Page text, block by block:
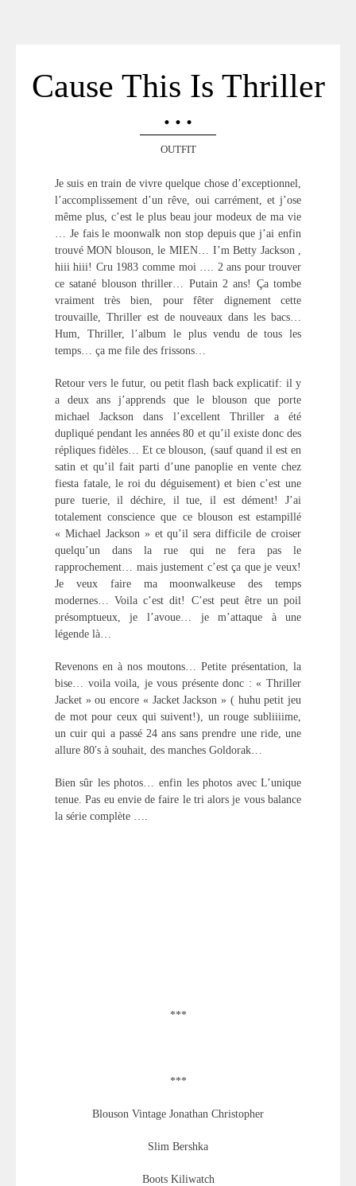
LOOKBOOK
Cause This Is Thriller
…
OUTFIT
Je suis en train de vivre quelque chose d’exceptionnel,
l’accomplissement d’un rêve, oui carrément, et j’ose
même plus, c’est le plus beau jour modeux de ma vie
… Je fais le moonwalk non stop depuis que j’ai enfin
trouvé MON blouson, le MIEN… I’m Betty Jackson ,
hiii hiii! Cru 1983 comme moi …. 2 ans pour trouver
ce satané blouson thriller… Putain 2 ans! Ça tombe
vraiment très bien, pour fêter dignement cette
trouvaille, Thriller est de nouveaux dans les bacs…
Hum, Thriller, l’album le plus vendu de tous les
temps… ça me file des frissons…
Retour vers le futur, ou petit flash back explicatif: il y
a deux ans j’apprends que le blouson que porte
michael Jackson dans l’excellent Thriller a été
dupliqué pendant les années 80 et qu’il existe donc des
répliques fidèles… Et ce blouson, (sauf quand il est en
satin et qu’il fait parti d’une panoplie en vente chez
fiesta fatale, le roi du déguisement) et bien c’est une
pure tuerie, il déchire, il tue, il est dément! J’ai
totalement conscience que ce blouson est estampillé
« Michael Jackson » et qu’il sera difficile de croiser
quelqu’un dans la rue qui ne fera pas le
rapprochement… mais justement c’est ça que je veux!
Je veux faire ma moonwalkeuse des temps
modernes… Voila c’est dit! C’est peut être un poil
présomptueux, je l’avoue… je m’attaque à une
légende là…
Revenons en à nos moutons… Petite présentation, la
bise… voila voila, je vous présente donc : « Thriller
Jacket » ou encore « Jacket Jackson » ( huhu petit jeu
de mot pour ceux qui suivent!), un rouge subliiiime,
un cuir qui a passé 24 ans sans prendre une ride, une
allure 80′s à souhait, des manches Goldorak…
Bien sûr les photos… enfin les photos avec L’unique
tenue. Pas eu envie de faire le tri alors je vous balance
la série complète ….
***
***
Blouson Vintage Jonathan Christopher
Slim Bershka
Boots Kiliwatch